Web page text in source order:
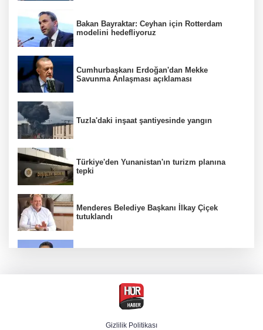
Bakan Bayraktar: Ceyhan için Rotterdam
modelini hedefliyoruz
Cumhurbaşkanı Erdoğan'dan Mekke
Savunma Anlaşması açıklaması
Tuzla'daki inşaat şantiyesinde yangın
Türkiye'den Yunanistan'ın turizm planına
tepki
Menderes Belediye Başkanı İlkay Çiçek
tutuklandı
Hür Ağbaba soruşturmasında MASAK para
hareketlerini inceledi
Gizlilik Politikası